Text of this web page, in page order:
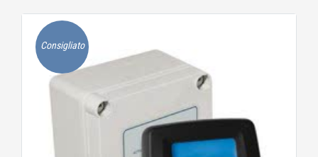
Consigliato